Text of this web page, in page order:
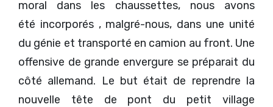
moral dans les chaussettes, nous avons
été incorporés , malgré-nous, dans une unité
du génie et transporté en camion au front. Une
offensive de grande envergure se préparait du
côté allemand. Le but était de reprendre la
nouvelle tête de pont du petit village